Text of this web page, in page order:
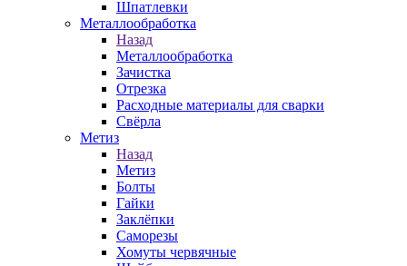
Шпатлевки
Металлообработка
Назад
Металлообработка
Зачистка
Отрезка
Расходные материалы для сварки
Свёрла
Метиз
Назад
Метиз
Болты
Гайки
Заклёпки
Саморезы
Хомуты червячные